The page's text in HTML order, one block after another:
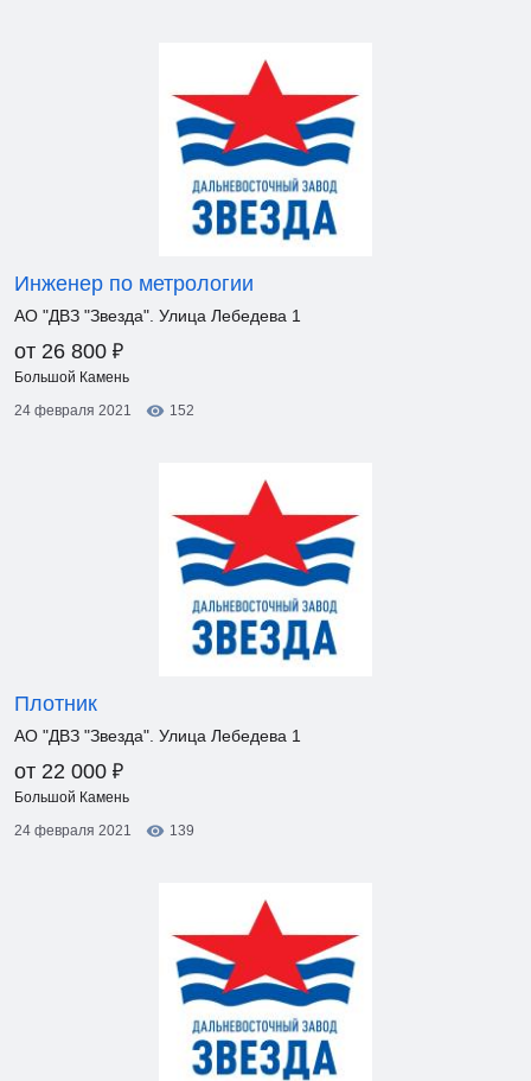
Инженер по метрологии
АО "ДВЗ "Звезда". Улица Лебедева 1
от 26 800 ₽
Большой Камень
24 февраля 2021
152
Плотник
АО "ДВЗ "Звезда". Улица Лебедева 1
от 22 000 ₽
Большой Камень
24 февраля 2021
139